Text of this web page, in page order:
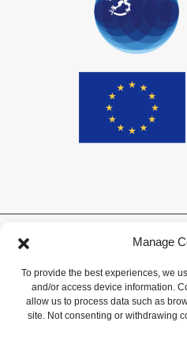
Manage
To provide the best experiences, we
and/or access device information.
allow us to process data such as
site. Not consenting or withdrawing
OK
والأحداث والتحديثات. سجّل للحصول